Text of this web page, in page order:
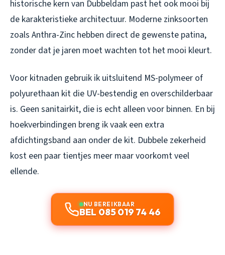
historische kern van Dubbeldam past het ook mooi bij
de karakteristieke architectuur. Moderne zinksoorten
zoals Anthra-Zinc hebben direct de gewenste patina,
zonder dat je jaren moet wachten tot het mooi kleurt.
Voor kitnaden gebruik ik uitsluitend MS-polymeer of
polyurethaan kit die UV-bestendig en overschilderbaar
is. Geen sanitairkit, die is echt alleen voor binnen. En bij
hoekverbindingen breng ik vaak een extra
afdichtingsband aan onder de kit. Dubbele zekerheid
kost een paar tientjes meer maar voorkomt veel
ellende.
NU BEREIKBAAR
BEL 085 019 74 46